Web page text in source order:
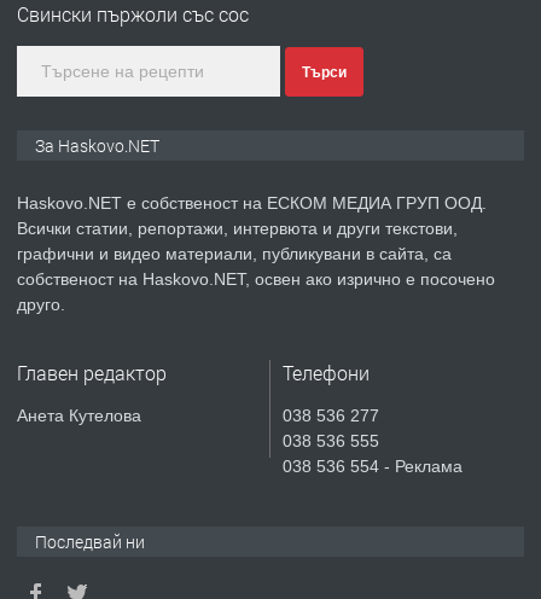
градската градина!
преди 4 дни
ПРЕДЛАГА
Продавам парцел в гр. Хасково кв.
СГЛОБЯВАНЕ НА МЕБЕЛИ.
Свински пържоли със сос
Търси
За Haskovo.NET
Haskovo.NET е собственост на ЕСКОМ МЕДИА ГРУП ООД.
Всички статии, репортажи, интервюта и други текстови,
графични и видео материали, публикувани в сайта, са
собственост на Haskovo.NET, освен ако изрично е посочено
друго.
Главен редактор
Анета Кутелова
Телефони
038 536 277
038 536 555
038 536 554 - Реклама
Последвай ни